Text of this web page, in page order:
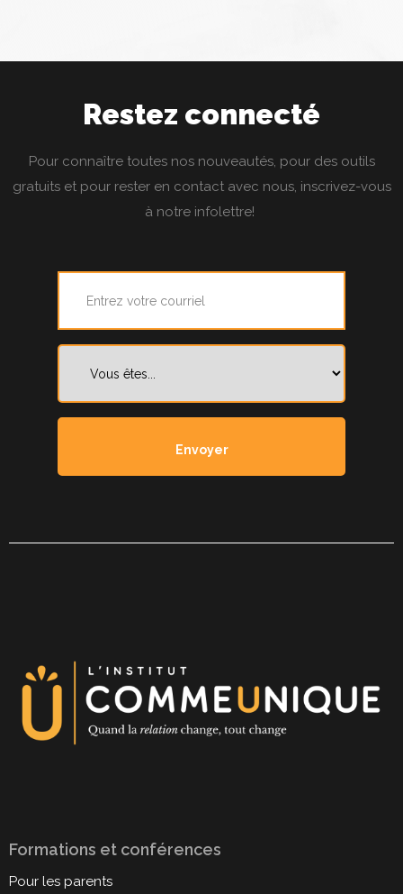
Restez connecté
Pour connaître toutes nos nouveautés, pour des outils
gratuits et pour rester en contact avec nous, inscrivez-vous
à notre infolettre!
Vous
êtes...
*
Formations et conférences
Pour les parents